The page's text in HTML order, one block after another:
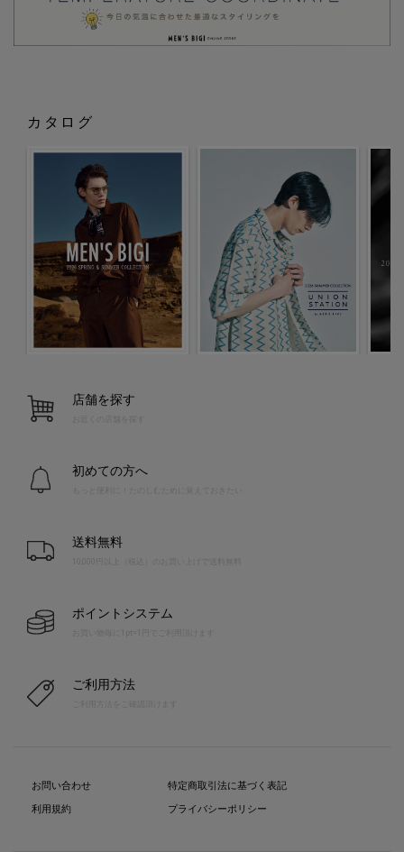
カタログ
店舗を探す
お近くの店舗を探す
初めての方へ
送料無料
10,000円以上（税込）のお買い上げで送料無料
ポイントシステム
お買い物毎に1pt=1円でご利用頂けます
ご利用方法
お問い合わせ
利用規約
特定商取引法に基づく表記
プライバシーポリシー